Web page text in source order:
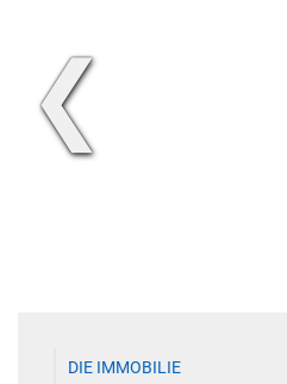
❮
DIE IMMOBILIE